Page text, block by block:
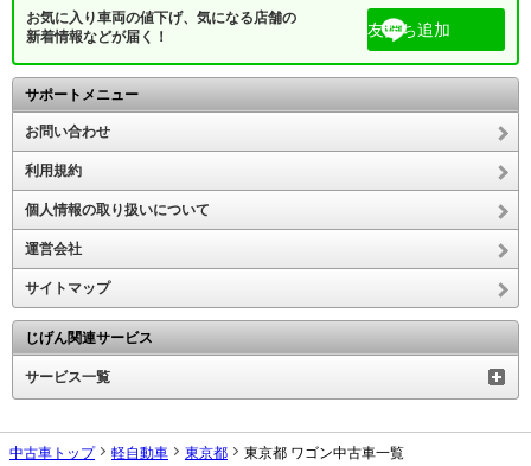
お気に入り車両の値下げ、気になる店舗の
新着情報などが届く！
友だち追加
サポートメニュー
お問い合わせ
利用規約
個人情報の取り扱いについて
運営会社
サイトマップ
じげん関連サービス
サービス一覧
中古車トップ 軽自動車 東京都 東京都 ワゴン中古車一覧